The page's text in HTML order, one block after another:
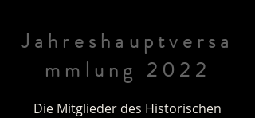
Jahreshauptversa
mmlung 2022
Die Mitglieder des Historischen